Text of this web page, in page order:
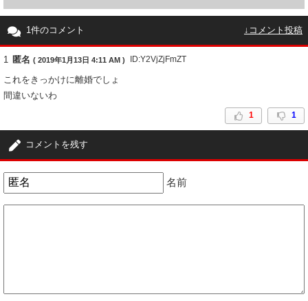
1件のコメント ↓コメント投稿
1 匿名 ( 2019年1月13日 4:11 AM ) ID:Y2VjZjFmZT
これをきっかけに離婚でしょ
間違いないわ
1 1
コメントを残す
名前